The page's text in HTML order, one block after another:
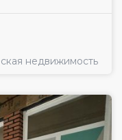
недвижимость